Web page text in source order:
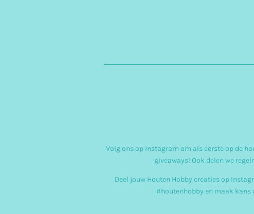
Volg ons op Instagram om als eerste op de
giveaways! Ook delen we
Deel jouw Houten Hobby creaties op
#houtenhobby en maak kans